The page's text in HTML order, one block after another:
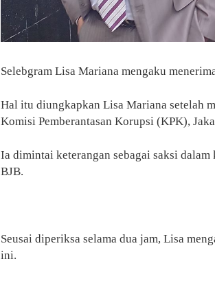
Selebgram Lisa Mariana mengaku
Hal itu diungkapkan Lisa Mariana setelah
Komisi Pemberantasan Korupsi (KPK),
Ia dimintai keterangan sebagai saksi
BJB.
Seusai diperiksa selama dua jam, Lisa
ini.